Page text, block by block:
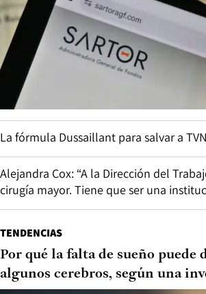
La fórmula Dussaillant para salvar a TVN
Alejandra Cox: “A la Dirección del
cirugía mayor. Tiene que ser una
TENDENCIAS
Por qué la falta de sueño puede
algunos cerebros, según una